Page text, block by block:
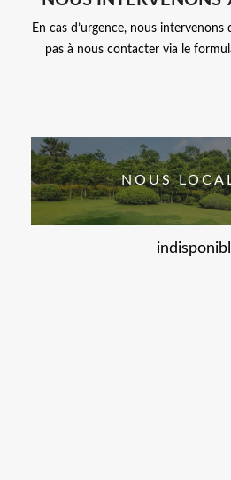
En cas d’urgence, nous intervenons
pas à nous contacter via le
NOUS